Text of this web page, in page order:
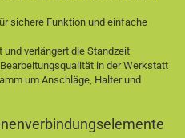
sichere Funktion und einfache
verlängert die Standzeit
in der Werkstatt
um Anschläge, Halter und